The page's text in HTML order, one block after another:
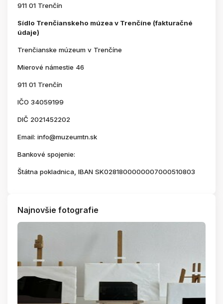
911 01 Trenčín
Sídlo Trenčianskeho múzea v Trenčíne (fakturačné
údaje)
Trenčianske múzeum v Trenčíne
Mierové námestie 46
911 01 Trenčín
IČO 34059199
DIČ 2021452202
Email: info@muzeumtn.sk
Bankové spojenie:
Štátna pokladnica, IBAN SK0281800000007000510803
Najnovšie fotografie